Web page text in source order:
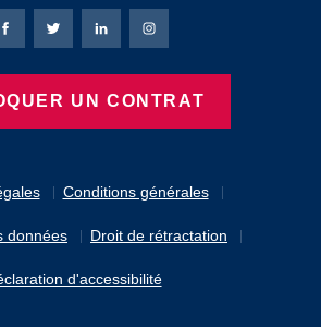
Conditions générales
données Droit de rétractation
d'accessibilité
Page Facebook de Bierbaum-Proenen
Page X de Bierbaum-Proenen
Page LinkedIn de
Page Instagram de
UN CONTRAT